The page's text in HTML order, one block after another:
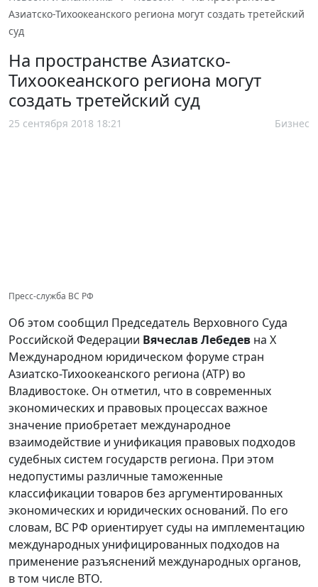
Азиатско-Тихоокеанского региона могут создать третейский
суд
На пространстве Азиатско-
Тихоокеанского региона могут
создать третейский суд
25 сентября 2018 18:21 Бизнес
Пресс-служба ВС РФ
Об этом сообщил Председатель Верховного Суда
Российской Федерации Вячеслав Лебедев на X
Международном юридическом форуме стран
Азиатско-Тихоокеанского региона (АТР) во
Владивостоке. Он отметил, что в современных
экономических и правовых процессах важное
значение приобретает международное
взаимодействие и унификация правовых подходов
судебных систем государств региона. При этом
недопустимы различные таможенные
классификации товаров без аргументированных
экономических и юридических оснований. По его
словам, ВС РФ ориентирует суды на имплементацию
международных унифицированных подходов на
применение разъяснений международных органов,
в том числе ВТО.